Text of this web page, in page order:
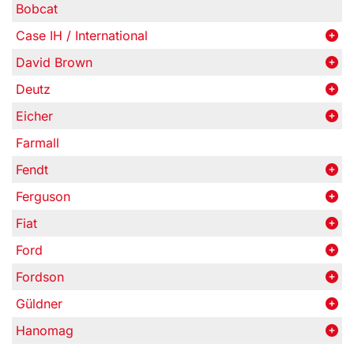
Bobcat
Case IH / International
David Brown
Deutz
Eicher
Farmall
Fendt
Ferguson
Fiat
Ford
Fordson
Güldner
Hanomag